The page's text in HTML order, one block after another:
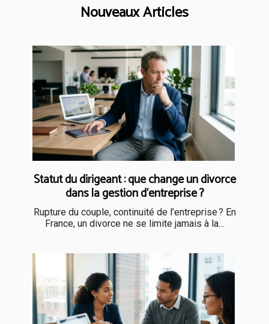
Nouveaux Articles
Statut du dirigeant : que change un divorce
dans la gestion d’entreprise ?
Rupture du couple, continuité de l’entreprise ? En
France, un divorce ne se limite jamais à la...